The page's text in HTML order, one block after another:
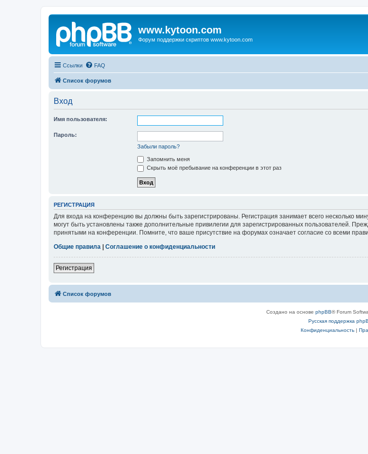
www.kytoon.com
Форум поддержки скриптов www.kytoon.com
Ссылки FAQ
Список форумов
Вход
Имя пользователя:
Пароль:
Забыли пароль?
Запомнить меня
Скрыть моё пребывание на конференции в этот раз
РЕГИСТРАЦИЯ
Для входа на конференцию вы должны быть зарегистрированы. Регистрация занимает всего несколько
могут быть установлены также дополнительные привилегии для зарегистрированных пользователей.
принятыми на конференции. Помните, что ваше присутствие на форумах означает согласие со всеми
Общие правила
Соглашение о конфиденциальности
Регистрация
Список форумов
Создано на основе phpBB® Forum
Русская поддержка
Конфиденциальность|